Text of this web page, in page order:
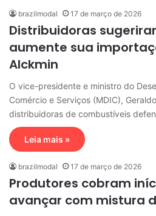
brazilmodal 17 de março de 2026
Distribuidoras
aumente sua
Alckmin
O vice-presidente e ministro do
Comércio e Serviços (MDIC),
distribuidoras de combustíveis
Leia mais »
brazilmodal 17 de março de 2026
Produtores cobram
avançar com mistura